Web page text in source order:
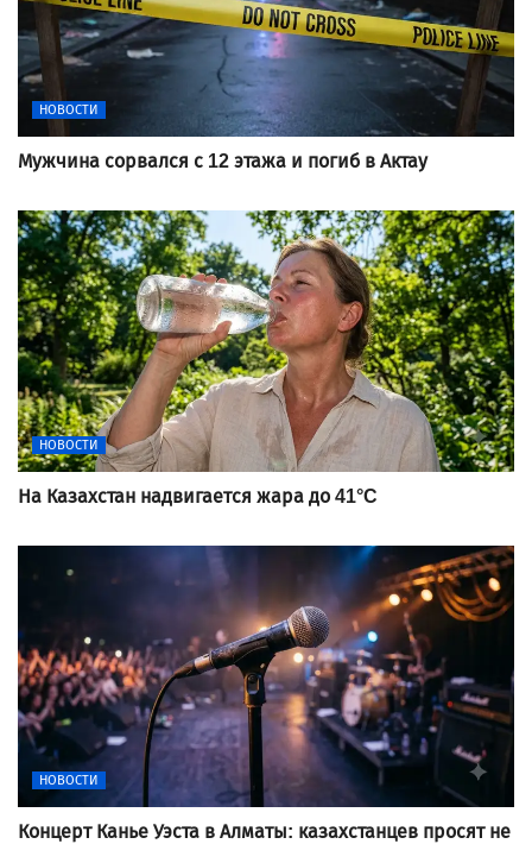
НОВОСТИ
Мужчина сорвался с 12 этажа и погиб в Актау
НОВОСТИ
На Казахстан надвигается жара до 41°C
НОВОСТИ
Концерт Канье Уэста в Алматы: казахстанцев просят не